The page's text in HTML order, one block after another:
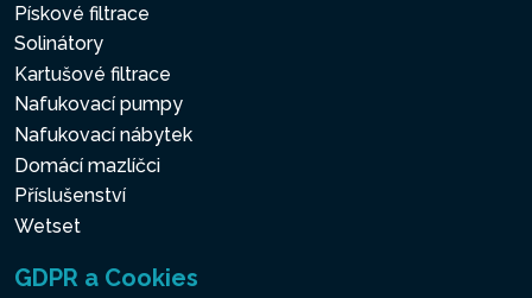
Pískové filtrace
Solinátory
Kartušové filtrace
Nafukovací pumpy
Nafukovací nábytek
Domácí mazlíčci
Příslušenství
Wetset
GDPR a Cookies